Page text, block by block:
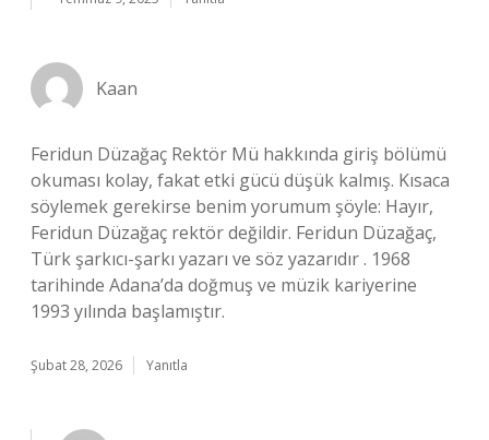
Kaan
Feridun Düzağaç Rektör Mü hakkında giriş bölümü
okuması kolay, fakat etki gücü düşük kalmış. Kısaca
söylemek gerekirse benim yorumum şöyle: Hayır,
Feridun Düzağaç rektör değildir. Feridun Düzağaç,
Türk şarkıcı-şarkı yazarı ve söz yazarıdır . 1968
tarihinde Adana’da doğmuş ve müzik kariyerine
1993 yılında başlamıştır.
Şubat 28, 2026 Yanıtla